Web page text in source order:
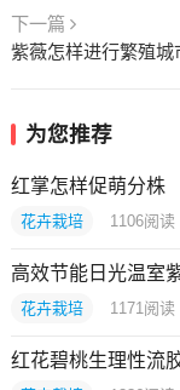
下一篇
紫薇怎样进行繁殖城
为您推荐
红掌怎样促萌分株
花卉栽培 1106阅读
高效节能日光温室
花卉栽培 1171 阅读
红花碧桃生理性流